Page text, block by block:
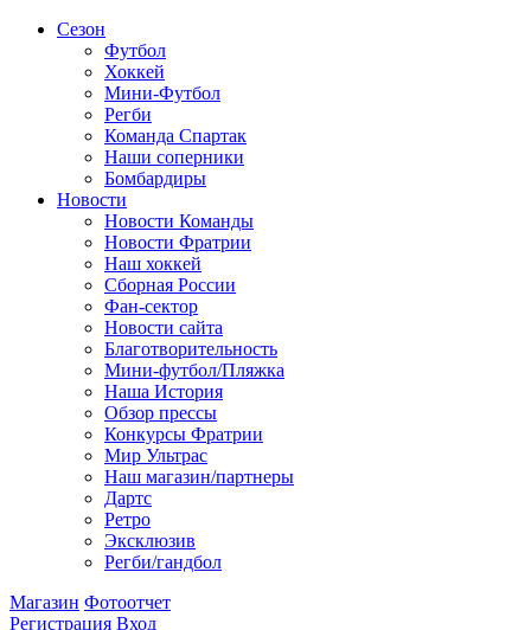
Сезон
Футбол
Хоккей
Мини-Футбол
Регби
Команда Спартак
Наши соперники
Бомбардиры
Новости
Новости Команды
Новости Фратрии
Наш хоккей
Сборная России
Фан-cектор
Новости сайта
Благотворительность
Мини-футбол/Пляжка
Наша История
Обзор прессы
Конкурсы Фратрии
Мир Ультрас
Наш магазин/партнеры
Дартс
Ретро
Эксклюзив
Регби/гандбол
Магазин Фотоотчет
Регистрация Вход